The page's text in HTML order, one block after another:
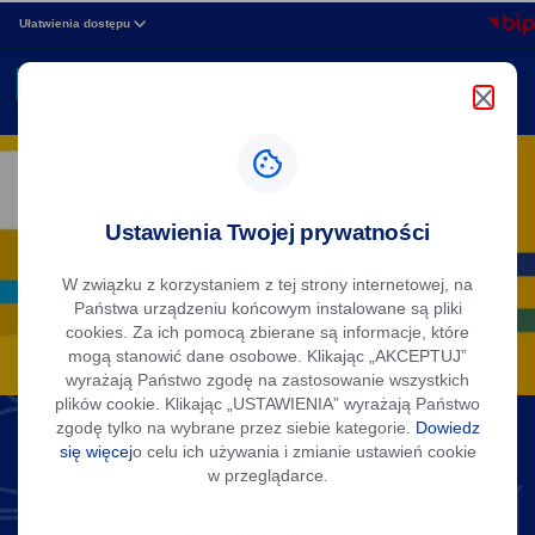
przejdź do nawigacji strony
przejdź do treści strony
przejdź do stopki strony
Strona
główna
Miasto
Dęblin
Ułatwienia dostępu
MENU
BILETY NORMALNE, ULGOWE, MIESIĘCZNE
Bilety w dęblińskiej komunikacji
Ustawienia Twojej prywatności
W związku z korzystaniem z tej strony internetowej, na
Państwa urządzeniu końcowym instalowane są pliki
cookies. Za ich pomocą zbierane są informacje, które
mogą stanowić dane osobowe. Klikając „AKCEPTUJ”
wyrażają Państwo zgodę na zastosowanie wszystkich
plików cookie. Klikając „USTAWIENIA” wyrażają Państwo
zgodę tylko na wybrane przez siebie kategorie. Dowiedz
się więcejo celu ich używania i zmianie ustawień cookie
w przeglądarce.